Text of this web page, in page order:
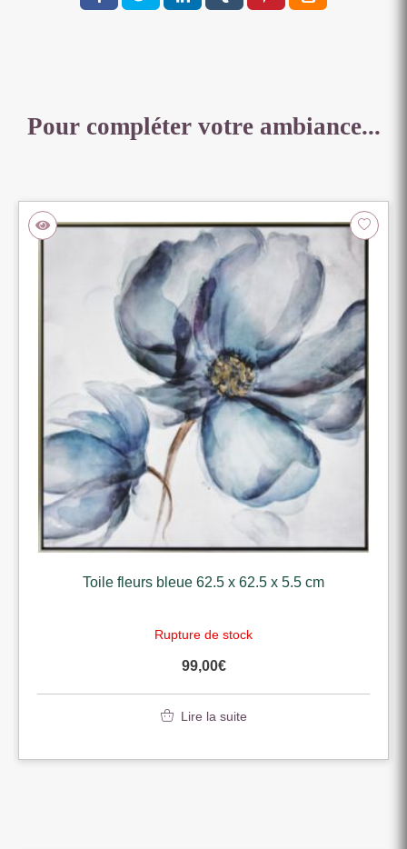
Pour compléter votre ambiance...
Toile fleurs bleue 62.5 x 62.5 x 5.5 cm
Rupture de stock
99,00€
Lire la suite